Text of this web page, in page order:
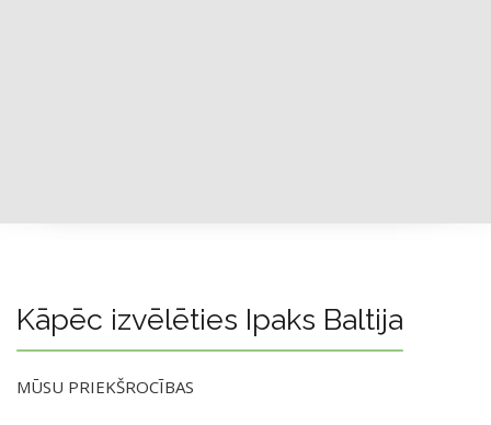
Kāpēc izvēlēties Ipaks Baltija
MŪSU PRIEKŠROCĪBAS